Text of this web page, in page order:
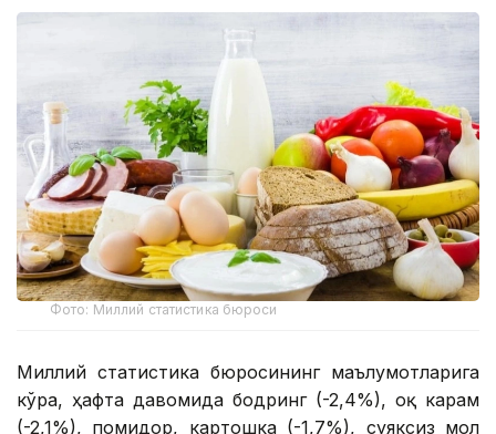
Фото: Миллий статистика бюроси
Миллий статистика бюросининг маълумотларига
кўра, ҳафта давомида бодринг (-2,4%), оқ карам
(-2,1%), помидор, картошка (-1,7%), суяксиз мол